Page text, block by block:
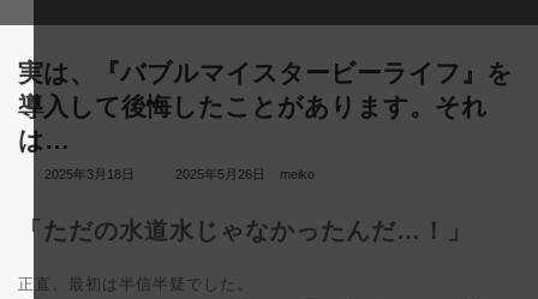
実は、『バブルマイスタービーライフ』を
導入して後悔したことがあります。それ
は…
2025年3月18日
最
新
日
:
2025年5月26日 meiko
「ただの水道水じゃなかったんだ…！」
正直、最初は半信半疑でした。